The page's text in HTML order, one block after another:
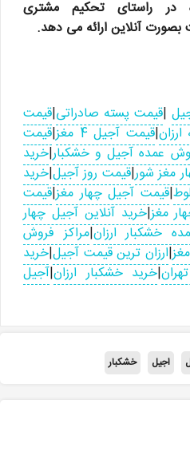
در راستای تحکیم مشتری
آنلاین ارائه می دهد.
|قیمت پسته صادراتی|قیمت
|قیمت آجیل 4 مغز |قیمت
عمده آجیل و خشکبار|خرید
مغز شور|قیمت روز آجیل|خرید
|قیمت آجیل چهار مغز|قیمت
مغز|خرید آنلاین آجیل چهار
خشکبار ارزان|مراکز فروش
|ارزان ترین قیمت آجیل|خرید
|خرید خشکبار ارزان|آجیل
اجیل خشکبار